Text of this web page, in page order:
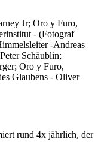
Jr; Oro y Furo,
- (Fotograf
-Andreas
Schäublin;
Oro y Furo,
Glaubens - Oliver
rund 4x jährlich, der